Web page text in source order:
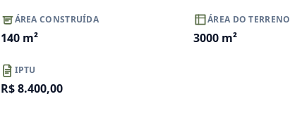
ÁREA CONSTRUÍDA
140m²
ÁREA DO TERRENO
3000 m²
IPTU
R$ 8.400,00